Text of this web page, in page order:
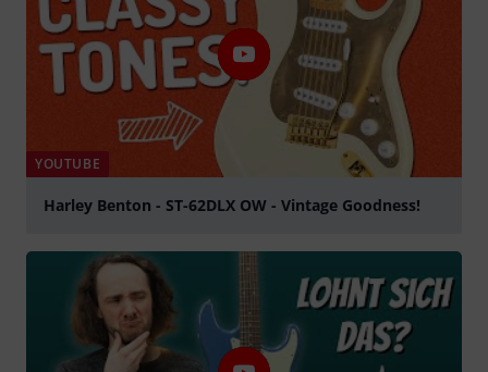
YOUTUBE
Harley Benton - ST-62DLX OW - Vintage Goodness!